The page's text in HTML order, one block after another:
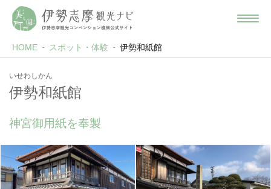
HOME スポット・体験 伊勢和紙館
いせわしかん
伊勢和紙館
神宮御用紙を奉製